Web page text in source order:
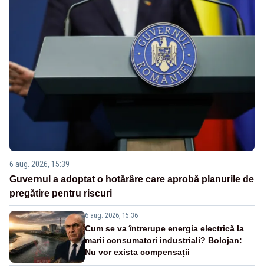
6 aug. 2026, 15:39
Guvernul a adoptat o hotărâre care aprobă planurile de
pregătire pentru riscuri
6 aug. 2026, 15:36
Cum se va întrerupe energia electrică la
marii consumatori industriali? Bolojan:
Nu vor exista compensații